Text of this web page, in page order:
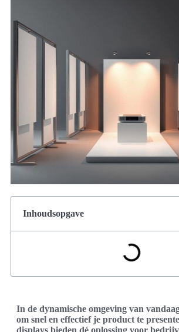
Inhoudsopgave
In de dynamische omgeving van
om snel en effectief je product te